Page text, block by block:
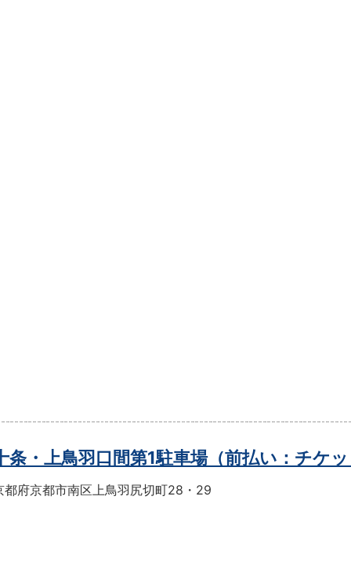
条・上鳥羽口間第1駐車場（前払い：チケ
都府京都市南区上鳥羽尻切町28・29